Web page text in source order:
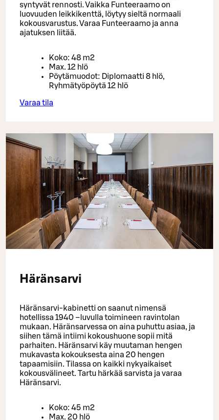
syntyvät rennosti. Vaikka Funteeraamo on
luovuuden leikkikenttä, löytyy sieltä normaali
kokousvarustus. Varaa Funteeraamo ja anna
ajatuksen liitää.
Koko: 48 m2
Max. 12 hlö
Pöytämuodot: Diplomaatti 8 hlö,
Ryhmätyöpöytä 12 hlö
Varaa tila
Häränsarvi
Häränsarvi-kabinetti on saanut nimensä
hotellissa 1940 –luvulla toimineen ravintolan
mukaan. Häränsarvessa on aina puhuttu asiaa, ja
siihen tämä intiimi kokoushuone sopii mitä
parhaiten. Häränsarvi käy muutaman hengen
mukavasta kokouksesta aina 20 hengen
tapaamisiin. Tilassa on kaikki nykyaikaiset
kokousvälineet. Tartu härkää sarvista ja varaa
Häränsarvi.
Koko: 45 m2
Max. 20 hlö